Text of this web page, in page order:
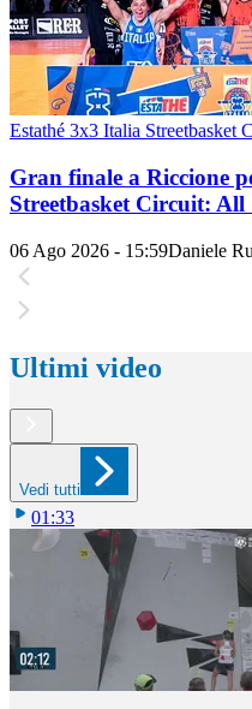
Estathé 3x3 Italia Streetbasket
Gran finale a Riccione
Streetbasket Circuit:
06 Ago 2026 - 15:59Daniele
Ultimi video
Vedi tutti
01:33